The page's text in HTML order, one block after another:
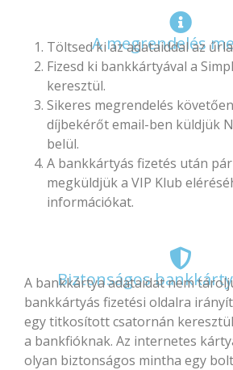
A megrendelés
Töltsed ki az adataiddal az
Fizesd ki bankkártyával a
keresztül.
Sikeres megrendelés
díjbekérőt email-ben küldjük
belül.
A bankkártyás fizetés után
megküldjük a VIP Klub
információkat.
Biztonságos
A bankkártya adataidat nem
bankkártyás fizetési oldalra
egy titkosított csatornán
a bankfióknak. Az internetes
olyan biztonságos mintha egy